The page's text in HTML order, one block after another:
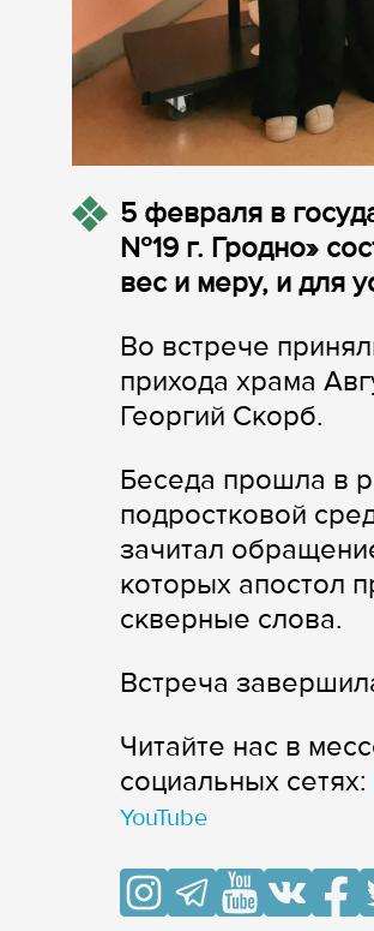
5 февраля в
№19 г. Гродно»
вес и меру, и для
Во встрече
прихода храма
Георгий Скорб.
Беседа прошла в
подростковой
зачитал
которых апостол
скверные слова.
Встреча
Читайте нас в
cоциальных сетях:
YouTube